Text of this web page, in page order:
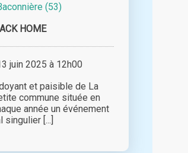
(53)
HOME
juin 2025 à 12h00
et paisible de La
commune située en
année un événement
singulier [...]